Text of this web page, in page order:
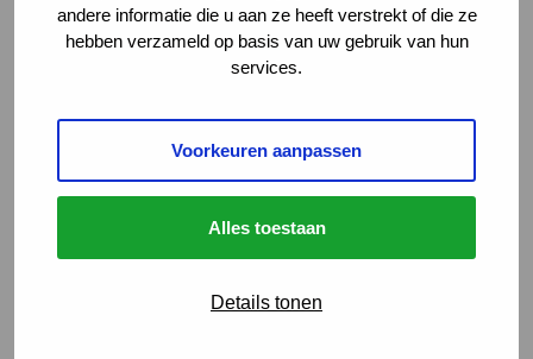
andere informatie die u aan ze heeft verstrekt of die ze
hebben verzameld op basis van uw gebruik van hun
services.
Voorkeuren aanpassen
Alles toestaan
Details tonen
Interviews
Jeugdverpleegkundige bij het CJG
Gemeentelijk accounthouder Verwijsindex
December 2024
Juli 2024
December 2023